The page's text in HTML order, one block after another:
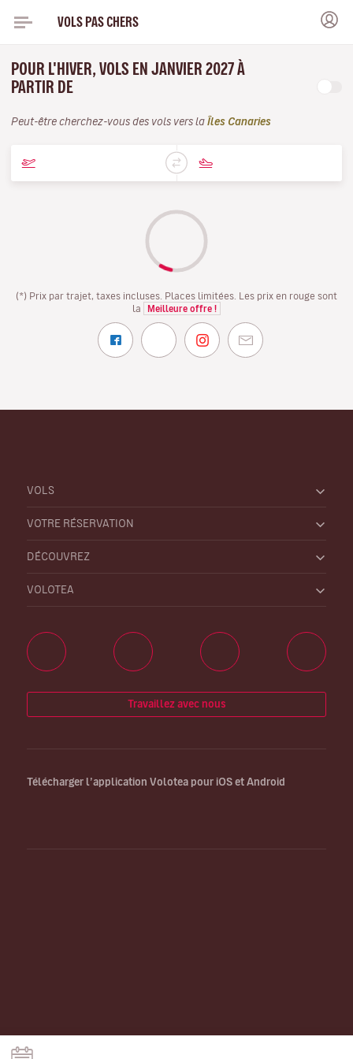
VOLS PAS CHERS
POUR L'HIVER, VOLS EN JANVIER 2027 À
PARTIR DE
Peut-être cherchez-vous des vols vers la Îles Canaries
(*) Prix par trajet, taxes incluses. Places limitées. Les prix en rouge sont
la
Meilleure offre !
VOLS
VOTRE RÉSERVATION
DÉCOUVREZ
VOLOTEA
Travaillez avec nous
Télécharger l’application Volotea pour iOS et Android